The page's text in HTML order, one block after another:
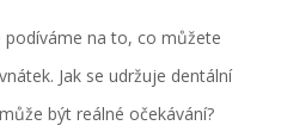
na to, co můžete
Jak se udržuje dentální
být reálné očekávání?